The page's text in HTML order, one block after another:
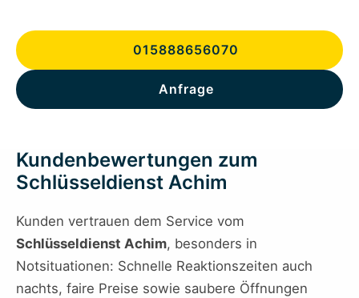
015888656070
Anfrage
Kundenbewertungen zum
Schlüsseldienst Achim
Kunden vertrauen dem Service vom
Schlüsseldienst Achim, besonders in
Notsituationen: Schnelle Reaktionszeiten auch
nachts, faire Preise sowie saubere Öffnungen